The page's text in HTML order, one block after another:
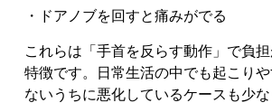
・ドアノブを回すと痛みがでる
これらは「手首を反らす動作」で負
特徴です。日常生活の中でも起こり
ないうちに悪化しているケースも少な